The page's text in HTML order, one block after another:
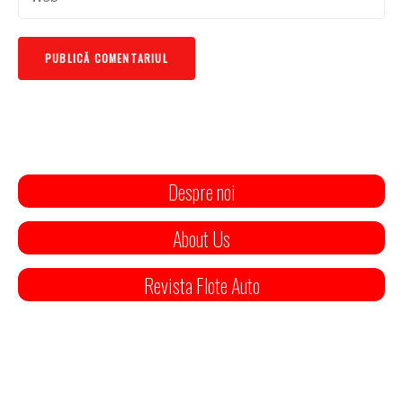
Despre noi
About Us
Revista Flote Auto